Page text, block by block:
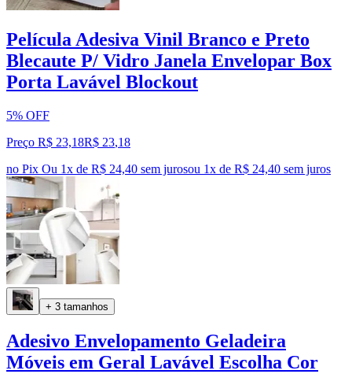
Película Adesiva Vinil Branco e Preto
Blecaute P/ Vidro Janela Envelopar Box
Porta Lavável Blockout
5% OFF
Preço R$ 23,18R$ 23,18
no Pix Ou 1x de R$ 24,40 sem jurosou 1x de R$ 24,40 sem juros
+ 3 tamanhos
Adesivo Envelopamento Geladeira
Móveis em Geral Lavável Escolha Cor